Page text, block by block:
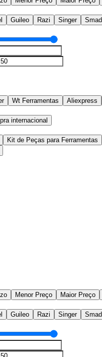
Guileo Razi Singer Smad
Wt Ferramentas Aliexpress
internacional
Kit de Peças para Ferramentas
Menor Preço Maior Preço
Guileo Razi Singer Smad